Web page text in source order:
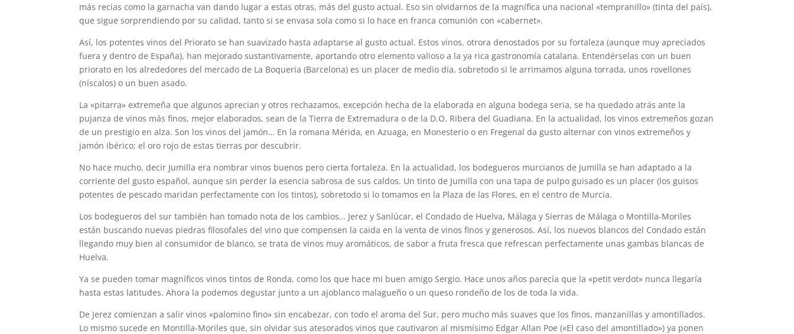
más recias como la garnacha van dando lugar a estas otras, más del gusto actual. Eso sin olvidarnos de la magnífica una nacional «tempranillo» (tinta del país),
que sigue sorprendiendo por su calidad, tanto si se envasa sola como si lo hace en franca comunión con «cabernet».
Así, los potentes vinos del Priorato se han suavizado hasta adaptarse al gusto actual. Estos vinos, otrora denostados por su fortaleza (aunque muy apreciados
fuera y dentro de España), han mejorado sustantivamente, aportando otro elemento valioso a la ya rica gastronomía catalana. Entendérselas con un buen
priorato en los alrededores del mercado de La Boqueria (Barcelona) es un placer de medio día, sobretodo si le arrimamos alguna torrada, unos rovellones
(níscalos) o un buen asado.
La «pitarra» extremeña que algunos aprecian y otros rechazamos, excepción hecha de la elaborada en alguna bodega seria, se ha quedado atrás ante la
pujanza de vinos más finos, mejor elaborados, sean de la Tierra de Extremadura o de la D.O. Ribera del Guadiana. En la actualidad, los vinos extremeños gozan
de un prestigio en alza. Son los vinos del jamón… En la romana Mérida, en Azuaga, en Monesterio o en Fregenal da gusto alternar con vinos extremeños y
jamón ibérico; el oro rojo de estas tierras por descubrir.
No hace mucho, decir Jumilla era nombrar vinos buenos pero cierta fortaleza. En la actualidad, los bodegueros murcianos de Jumilla se han adaptado a la
corriente del gusto español, aunque sin perder la esencia sabrosa de sus caldos. Un tinto de Jumilla con una tapa de pulpo guisado es un placer (los guisos
potentes de pescado maridan perfectamente con los tintos), sobretodo si lo tomamos en la Plaza de las Flores, en el centro de Murcia.
Los bodegueros del sur también han tomado nota de los cambios… Jerez y Sanlúcar, el Condado de Huelva, Málaga y Sierras de Málaga o Montilla-Moriles
están buscando nuevas piedras filosofales del vino que compensen la caida en la venta de vinos finos y generosos. Así, los nuevos blancos del Condado están
llegando muy bien al consumidor de blanco, se trata de vinos muy aromáticos, de sabor a fruta fresca que refrescan perfectamente unas gambas blancas de
Huelva.
Ya se pueden tomar magníficos vinos tintos de Ronda, como los que hace mi buen amigo Sergio. Hace unos años parecía que la «petit verdot» nunca llegaría
hasta estas latitudes. Ahora la podemos degustar junto a un ajoblanco malagueño o un queso rondeño de los de toda la vida.
De Jerez comienzan a salir vinos «palomino fino» sin encabezar, con todo el aroma del Sur, pero mucho más suaves que los finos, manzanillas y amontillados.
Lo mismo sucede en Montilla-Moriles que, sin olvidar sus atesorados vinos que cautivaron al mismísimo Edgar Allan Poe («El caso del amontillado») ya ponen